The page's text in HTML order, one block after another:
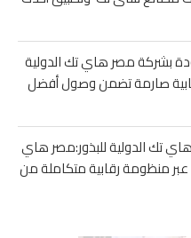
بشركة مصر هاي تك الدولية
صارمة تضمن وصول أفضل
تك الدولية للبذور:مصر هاي
عبر منظومة رقابية متكاملة من